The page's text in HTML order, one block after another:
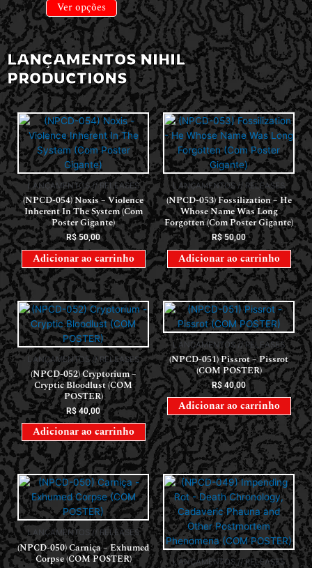
Ver opções
LANÇAMENTOS NIHIL
PRODUCTIONS
LANÇAMENTOS // RELEASES
(NPCD-054) Noxis – Violence
Inherent In The System (Com
Poster Gigante)
R$50,00
Adicionar ao carrinho
LANÇAMENTOS // RELEASES
(NPCD-053) Fossilization – He
Whose Name Was Long
Forgotten (Com Poster Gigante)
R$50,00
Adicionar ao carrinho
LANÇAMENTOS // RELEASES
(NPCD-052) Cryptorium –
Cryptic Bloodlust (COM
POSTER)
R$40,00
Adicionar ao carrinho
LANÇAMENTOS // RELEASES
(NPCD-051) Pissrot – Pissrot
(COM POSTER)
R$ 40,00
Adicionar ao carrinho
LANÇAMENTOS // RELEASES
(NPCD-050) Carniça – Exhumed
Corpse (COM POSTER)
LANÇAMENTOS // RELEASES